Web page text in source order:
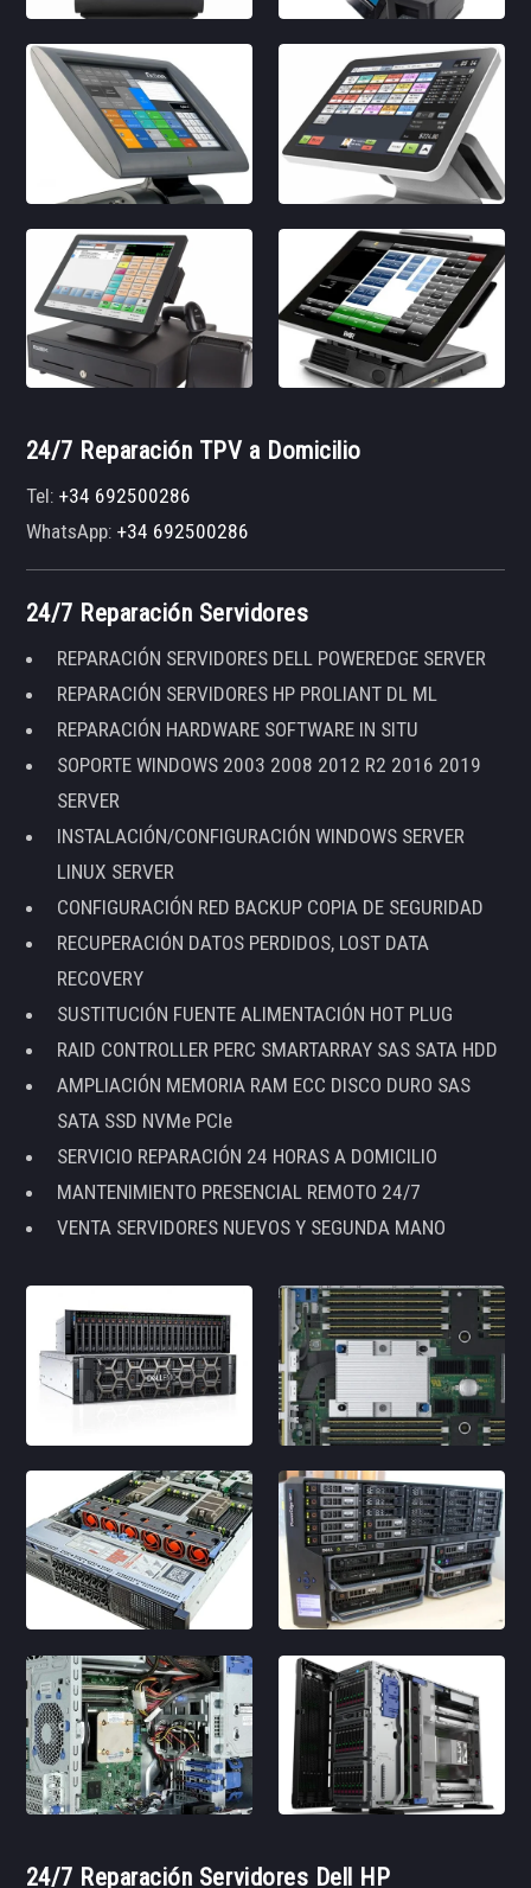
24/7 Reparación TPV a Domicilio
Tel:+34 692500286
WhatsApp:+34 692500286
24/7 Reparación Servidores
REPARACIÓN SERVIDORES DELL POWEREDGE SERVER
REPARACIÓN SERVIDORES HP PROLIANT DL ML
REPARACIÓN HARDWARE SOFTWARE IN SITU
SOPORTE WINDOWS 2003 2008 2012 R2 2016 2019
SERVER
INSTALACIÓN/CONFIGURACIÓN WINDOWS SERVER
LINUX SERVER
CONFIGURACIÓN RED BACKUP COPIA DE SEGURIDAD
RECUPERACIÓN DATOS PERDIDOS, LOST DATA
RECOVERY
SUSTITUCIÓN FUENTE ALIMENTACIÓN HOT PLUG
RAID CONTROLLER PERC SMARTARRAY SAS SATA HDD
AMPLIACIÓN MEMORIA RAM ECC DISCO DURO SAS
SATA SSD NVMe PCIe
SERVICIO REPARACIÓN 24 HORAS A DOMICILIO
MANTENIMIENTO PRESENCIAL REMOTO 24/7
VENTA SERVIDORES NUEVOS Y SEGUNDA MANO
24/7 Reparación Servidores Dell HP